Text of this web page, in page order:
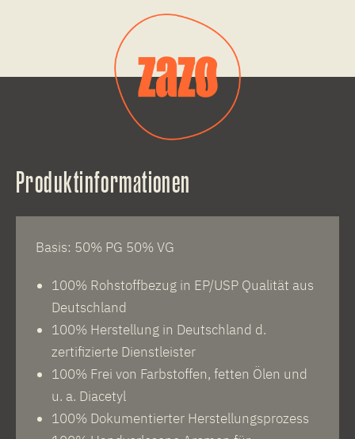
Produktinformationen
Basis: 50% PG 50% VG
100% Rohstoffbezug in EP/USP Qualität aus
Deutschland
100% Herstellung in Deutschland d.
zertifizierte Dienstleister
100% Frei von Farbstoffen, fetten Ölen und
u. a. Diacetyl
100% Dokumentierter Herstellungsprozess